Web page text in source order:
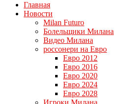
Главная
Новости
Milan Futuro
Болельщики Милана
Видео Милана
россонери на Евро
Евро 2012
Евро 2016
Евро 2020
Евро 2024
Евро 2028
Игроки Милана